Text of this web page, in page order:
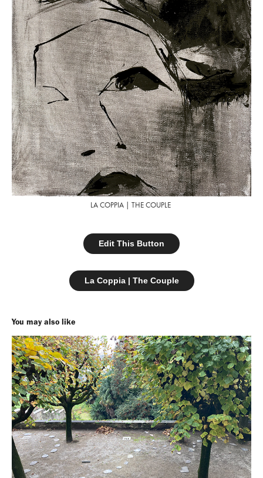
LA COPPIA | THE COUPLE
Edit This Button
La Coppia | The Couple
You may also like